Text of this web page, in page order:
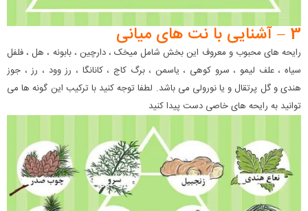
3 – آشنایی با نت های میانی
رایحه های محبوب و معروف این بخش شامل میخک ، دارچین ، بابونه ، هل ، فلفل
سیاه ، علف لیمو ، سرو کوهی ، یاسمن ، برگ کاج ، کانانگا ، رز وود ، رز ، جوز
هندی و گل پرتقال و یا نورولی می باشد. لطفا توجه کنید با ترکیب این گونه ها می
توانید به رایحه های خاصی دست پیدا کنید